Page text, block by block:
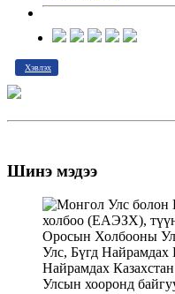
Хэвлэх
Шинэ мэдээ